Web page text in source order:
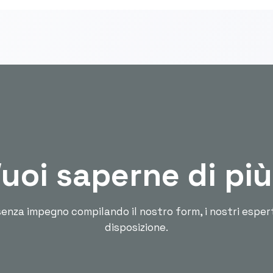
saperne di
impegno compilando il nostro form, i nostri
disposizione.